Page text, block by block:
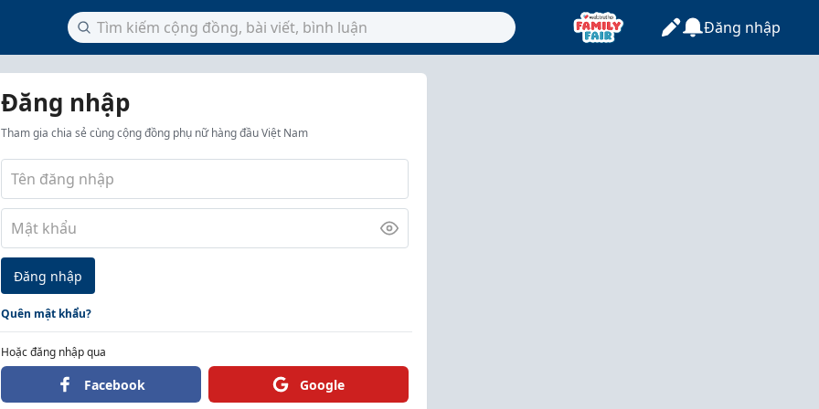
Đăng nhập
Đăng nhập
Tham gia chia sẻ cùng cộng đồng phụ nữ hàng đầu Việt Nam
Đăng nhập
Quên mật khẩu?
Hoặc đăng nhập qua
Facebook Google